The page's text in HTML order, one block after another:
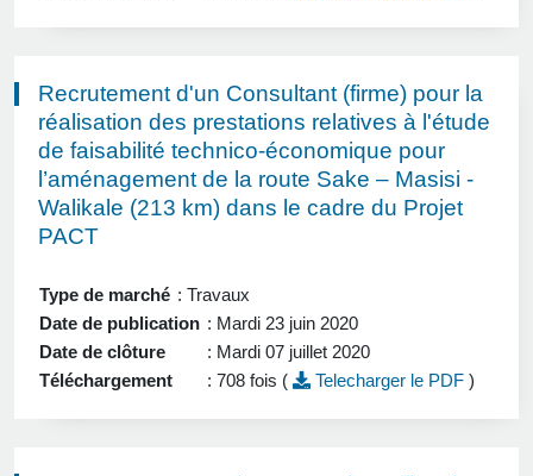
Recrutement d'un Consultant (firme) pour la
réalisation des prestations relatives à l'étude
de faisabilité technico-économique pour
l’aménagement de la route Sake – Masisi -
Walikale (213 km) dans le cadre du Projet
PACT
Type de marché : Travaux
Date de publication : Mardi 23 juin 2020
Date de clôture
: Mardi 07 juillet 2020
Téléchargement
: 708 fois ( Telecharger le PDF )